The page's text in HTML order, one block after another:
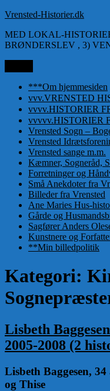
Videre
indhold
Vrensted-Historier.dk
MED LOKAL-
BRØNDERSLEV , 3)
***Om hjemmesiden
vvv.VRENSTED
vvvv.HISTORIER
vvvvv.HISTORIER
Vrensted Sogn –
Vrensted
Vrensted sange m.m.
Kæmner, Sogneråd,
Forretninger og
Små Anekdoter fra
Billeder fra Vrensted
Ane Maries Hus-
Gårde og
Sagfører Anders
Kunstnere og
**Min billedpolitik
Kategori:
Lisbeth
2005-2008 (2
Lisbeth Baggesen,
og Thise